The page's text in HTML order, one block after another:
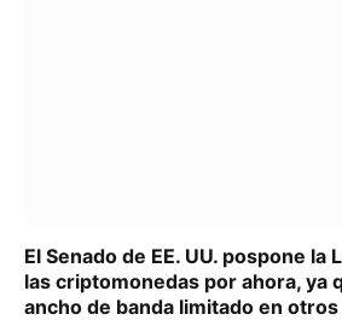
El Senado de EE. UU. pospone la
las criptomonedas por ahora, ya
ancho de banda limitado en